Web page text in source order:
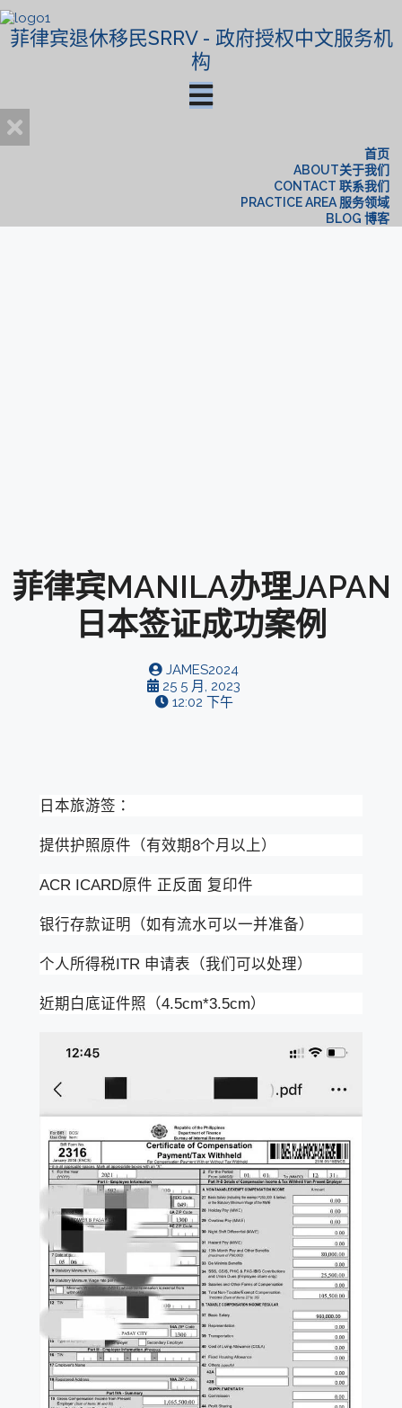
菲律宾退休移民SRRV - 政府授权中文服务机
构
首页
ABOUT关于我们
CONTACT 联系我们
PRACTICE AREA 服务领域
BLOG 博客
菲律宾MANILA办理JAPAN
日本签证成功案例
JAMES2024
25 5 月, 2023
12:02 下午
日本旅游签：
提供护照原件（有效期8个月以上）
ACR ICARD原件 正反面 复印件
银行存款证明（如有流水可以一并准备）
个人所得税ITR 申请表（我们可以处理）
近期白底证件照（4.5cm*3.5cm）